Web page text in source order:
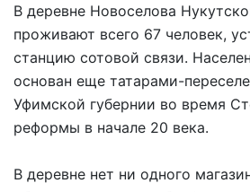
В деревне Новоселова
проживают всего 67 человек,
станцию сотовой связи.
основан еще татарами-
Уфимской губернии во время
реформы в начале 20 века.
В деревне нет ни одного